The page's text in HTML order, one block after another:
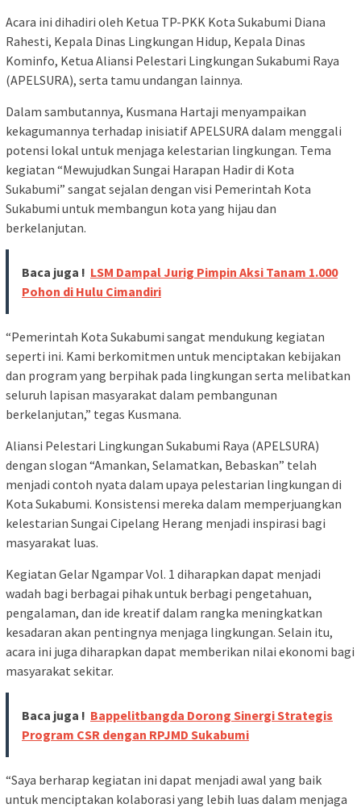
Acara ini dihadiri oleh Ketua TP-PKK Kota Sukabumi Diana
Rahesti, Kepala Dinas Lingkungan Hidup, Kepala Dinas
Kominfo, Ketua Aliansi Pelestari Lingkungan Sukabumi Raya
(APELSURA), serta tamu undangan lainnya.
Dalam sambutannya, Kusmana Hartaji menyampaikan
kekagumannya terhadap inisiatif APELSURA dalam menggali
potensi lokal untuk menjaga kelestarian lingkungan. Tema
kegiatan “Mewujudkan Sungai Harapan Hadir di Kota
Sukabumi” sangat sejalan dengan visi Pemerintah Kota
Sukabumi untuk membangun kota yang hijau dan
berkelanjutan.
Baca juga ! LSM Dampal Jurig Pimpin Aksi Tanam 1.000
Pohon di Hulu Cimandiri
“Pemerintah Kota Sukabumi sangat mendukung kegiatan
seperti ini. Kami berkomitmen untuk menciptakan kebijakan
dan program yang berpihak pada lingkungan serta melibatkan
seluruh lapisan masyarakat dalam pembangunan
berkelanjutan,” tegas Kusmana.
Aliansi Pelestari Lingkungan Sukabumi Raya (APELSURA)
dengan slogan “Amankan, Selamatkan, Bebaskan” telah
menjadi contoh nyata dalam upaya pelestarian lingkungan di
Kota Sukabumi. Konsistensi mereka dalam memperjuangkan
kelestarian Sungai Cipelang Herang menjadi inspirasi bagi
masyarakat luas.
Kegiatan Gelar Ngampar Vol. 1 diharapkan dapat menjadi
wadah bagi berbagai pihak untuk berbagi pengetahuan,
pengalaman, dan ide kreatif dalam rangka meningkatkan
kesadaran akan pentingnya menjaga lingkungan. Selain itu,
acara ini juga diharapkan dapat memberikan nilai ekonomi bagi
masyarakat sekitar.
Baca juga ! Bappelitbangda Dorong Sinergi Strategis
Program CSR dengan RPJMD Sukabumi
“Saya berharap kegiatan ini dapat menjadi awal yang baik
untuk menciptakan kolaborasi yang lebih luas dalam menjaga